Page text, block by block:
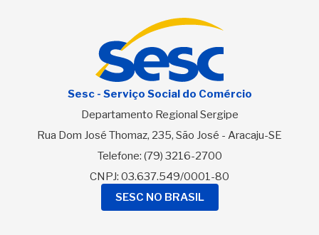
Sesc - Serviço Social do Comércio
Departamento Regional Sergipe
Rua Dom José Thomaz, 235, São José - Aracaju-SE
Telefone: (79) 3216-2700
CNPJ: 03.637.549/0001-80
SESC NO BRASIL